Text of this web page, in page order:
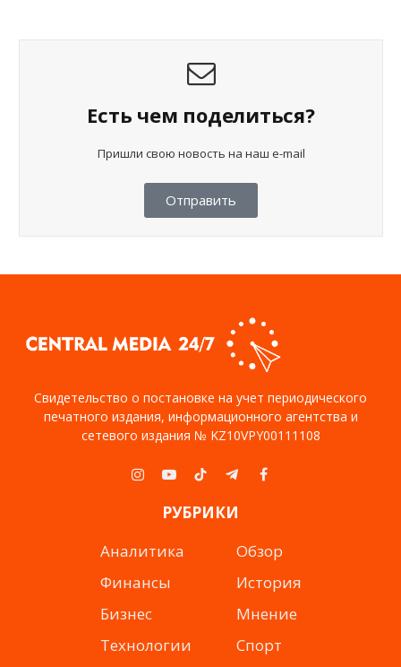
Есть чем поделиться?
Пришли свою новость на наш e-mail
Отправить
Свидетельство о постановке на учет периодического
печатного издания, информационного агентства и
сетевого издания № KZ10VPY00111108
Instagram
YouTubeTikTokTelegramFacebook
РУБРИКИ
Аналитика
Финансы
Бизнес
Технологии
Обзор
История
Мнение
Спорт